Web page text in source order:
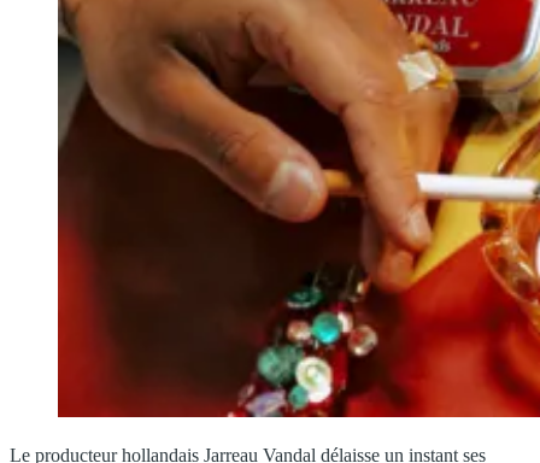
Le producteur hollandais Jarreau Vandal délaisse un instant ses